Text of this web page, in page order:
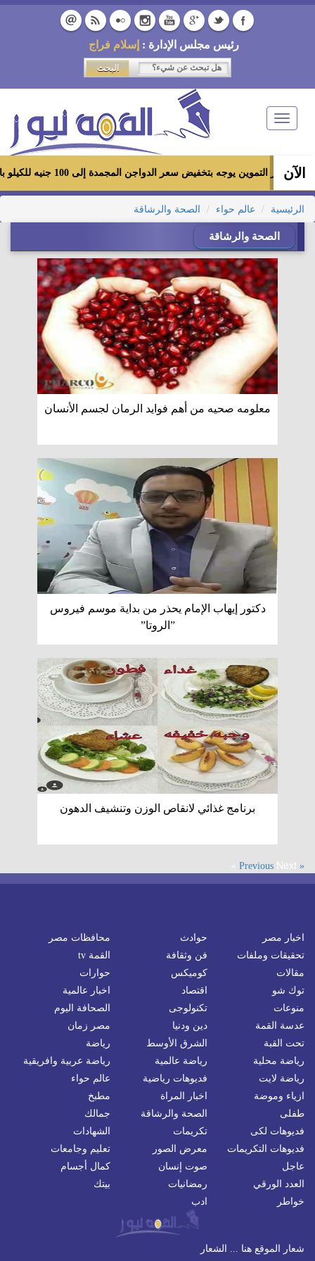
رئيس مجلس الإدارة : إسلام فراج
Toggle
navigation
الآن
وزير التموين يوجه بتخفيض سعر الدواجن المجمدة إلى 100 جنيه للكيلو بالمجمعات الاستهلاكية ومعارض «أهلاً رمضان»
الرئيسية عالم حواء الصحة والرشاقة
الصحة والرشاقة
معلومه صحيه من أهم فوايد الرمان لجسم الأنسان
دكتور إيهاب الإمام يحذر من بداية موسم فيروس
”الروتا”
برنامج غذائي لانقاص الوزن وتنشيف الدهون
« Previous
Next »
اخبار مصر حوادث
محافظات مصر
تحقيقات وملفات
فن وثقافة
القمة tv
مقالات
كوميكس
حوارات
توك شو
اقتصاد
اخبار عالمية
منوعات
تكنولوجى
الصحافة اليوم
عدسة القمة
دين ودنيا
مصر زمان
تحت القبة
الشرق الأوسط
رياضة
رياضة محلية
رياضة عالمية
رياضة عربية وافريقية
رياضة لايت
فديوهات رياضية
عالم حواء
ازياء وموضة
اخبار المراة
مطبخ
طفلى
الصحة والرشاقة
جمالك
فديوهات لكى
تكريمات
الشهادات
فديوهات التكريمات
معرض الصور
تعليم وجامعات
عاجل
صوت إنسان
كمال أجسام
العدد الورقي
رمضانيات
بيتك
خواطر
ادب
شعار الموقع هنا ... الشعار